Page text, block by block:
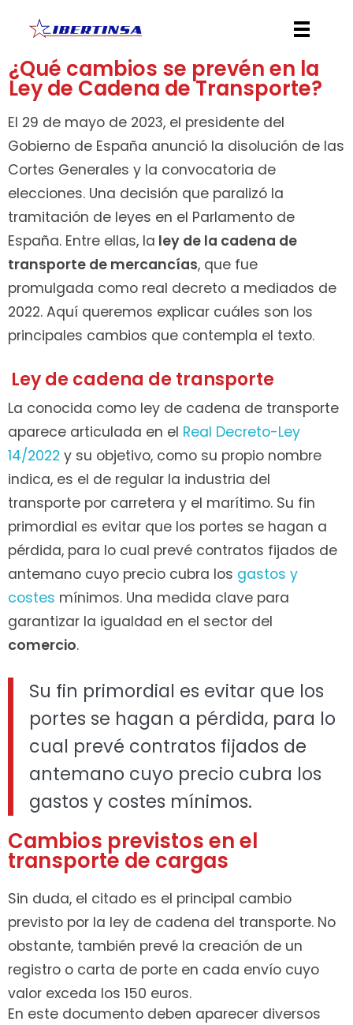
¿Qué cambios se prevén en la
Ley de Cadena de Transporte?
El 29 de mayo de 2023, el presidente del
Gobierno de España anunció la disolución de las
Cortes Generales y la convocatoria de
elecciones. Una decisión que paralizó la
tramitación de leyes en el Parlamento de
España. Entre ellas, la ley de la cadena de
transporte de mercancías, que fue
promulgada como real decreto a mediados de
2022. Aquí queremos explicar cuáles son los
principales cambios que contempla el texto.
Ley de cadena de transporte
La conocida como ley de cadena de transporte
aparece articulada en el Real Decreto-Ley
14/2022 y su objetivo, como su propio nombre
indica, es el de regular la industria del
transporte por carretera y el marítimo. Su fin
primordial es evitar que los portes se hagan a
pérdida, para lo cual prevé contratos fijados de
antemano cuyo precio cubra los gastos y
costes mínimos. Una medida clave para
garantizar la igualdad en el sector del
comercio.
Su fin primordial es evitar que los
portes se hagan a pérdida, para lo
cual prevé contratos fijados de
antemano cuyo precio cubra los
gastos y costes mínimos.
Cambios previstos en el
transporte de cargas
Sin duda, el citado es el principal cambio
previsto por la ley de cadena del transporte. No
obstante, también prevé la creación de un
registro o carta de porte en cada envío cuyo
valor exceda los 150 euros.
En este documento deben aparecer diversos